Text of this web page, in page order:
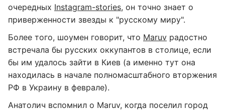
очередных Instagram-stories, он точно знает о
приверженности звезды к "русскому миру".
Более того, шоумен говорит, что Maruv радостно
встречала бы русских оккупантов в столице, если
бы им удалось зайти в Киев (а именно тут она
находилась в начале полномасштабного вторжения
РФ в Украину в феврале).
Анатолич вспомнил о Maruv, когда поселил город